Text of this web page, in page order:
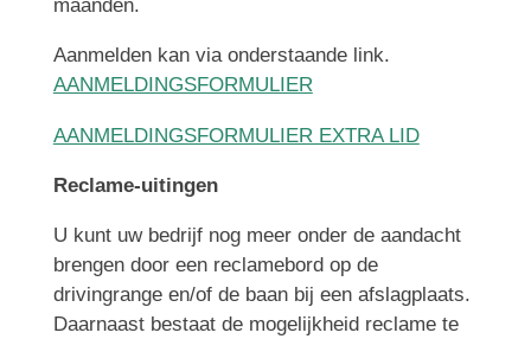
maanden.
Aanmelden kan via onderstaande link.
AANMELDINGSFORMULIER
AANMELDINGSFORMULIER EXTRA LID
Reclame-uitingen
U kunt uw bedrijf nog meer onder de aandacht
brengen door een reclamebord op de
drivingrange en/of de baan bij een afslagplaats.
Daarnaast bestaat de mogelijkheid reclame te